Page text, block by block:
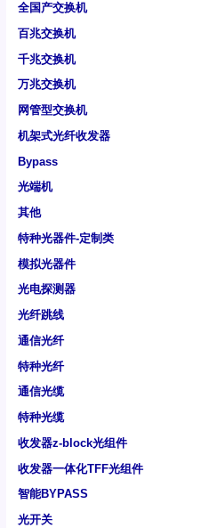
全国产交换机
百兆交换机
千兆交换机
万兆交换机
网管型交换机
机架式光纤收发器
Bypass
光端机
其他
特种光器件-定制类
模拟光器件
光电探测器
光纤跳线
通信光纤
特种光纤
通信光缆
特种光缆
收发器z-block光组件
收发器一体化TFF光组件
智能BYPASS
光开关